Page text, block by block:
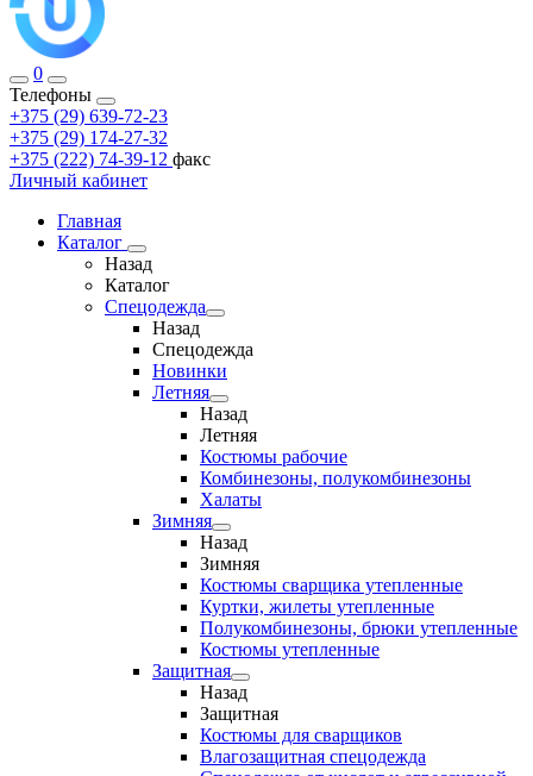
0
Телефоны
+375 (29) 639-72-23
+375 (29) 174-27-32
+375 (222) 74-39-12 факс
Личный кабинет
Главная
Каталог
Назад
Каталог
Спецодежда
Назад
Спецодежда
Новинки
Летняя
Назад
Летняя
Костюмы рабочие
Комбинезоны, полукомбинезоны
Халаты
Зимняя
Назад
Зимняя
Костюмы сварщика утепленные
Куртки, жилеты утепленные
Полукомбинезоны, брюки утепленные
Костюмы утепленные
Защитная
Назад
Защитная
Костюмы для сварщиков
Влагозащитная спецодежда